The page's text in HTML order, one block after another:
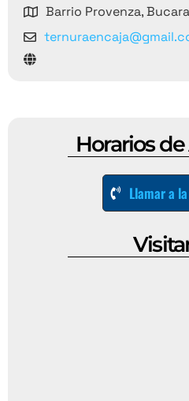
Barrio Provenza,
Horarios
Llamar a